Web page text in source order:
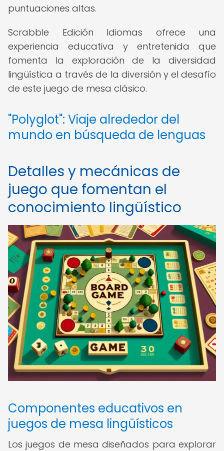
puntuaciones altas.
Scrabble Edición Idiomas ofrece una
experiencia educativa y entretenida que
fomenta la exploración de la diversidad
lingüística a través de la diversión y el desafío
de este juego de mesa clásico.
"Polyglot": Viaje alrededor del
mundo en búsqueda de lenguas
Detalles y mecánicas de
juego que fomentan el
conocimiento lingüístico
Componentes educativos en
juegos de mesa lingüísticos
Los juegos de mesa diseñados para explorar